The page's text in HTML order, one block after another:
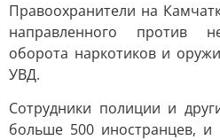
Правоохранители на
направленного против
оборота наркотиков и
УВД.
Сотрудники полиции и
больше 500 иностранцев,